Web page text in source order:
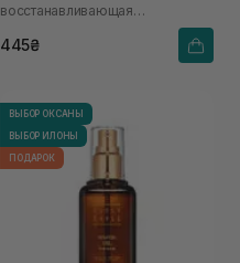
восстанавливающая
поврежденных волос
445₴
ВЫБОР ОКСАНЫ
ВЫБОР ИЛОНЫ
ПОДАРОК